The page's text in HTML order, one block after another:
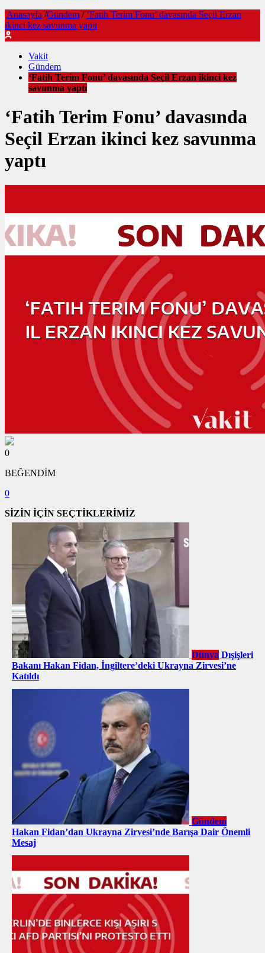
Anasayfa /Gündem / ‘Fatih Terim Fonu’ davasında Seçil Erzan
ikinci kez savunma yaptı
Vakit
Gündem
‘Fatih Terim Fonu’ davasında Seçil Erzan ikinci kez
savunma yaptı
‘Fatih Terim Fonu’ davasında
Seçil Erzan ikinci kez savunma
yaptı
0
BEĞENDİM
0
SİZİN İÇİN SEÇTİKLERİMİZ
Dünya Dışişleri
Bakanı Hakan Fidan, İngiltere’deki Ukrayna Zirvesi’ne
Katıldı
Gündem
Hakan Fidan’dan Ukrayna Zirvesi’nde Barışa Dair Önemli
Mesaj